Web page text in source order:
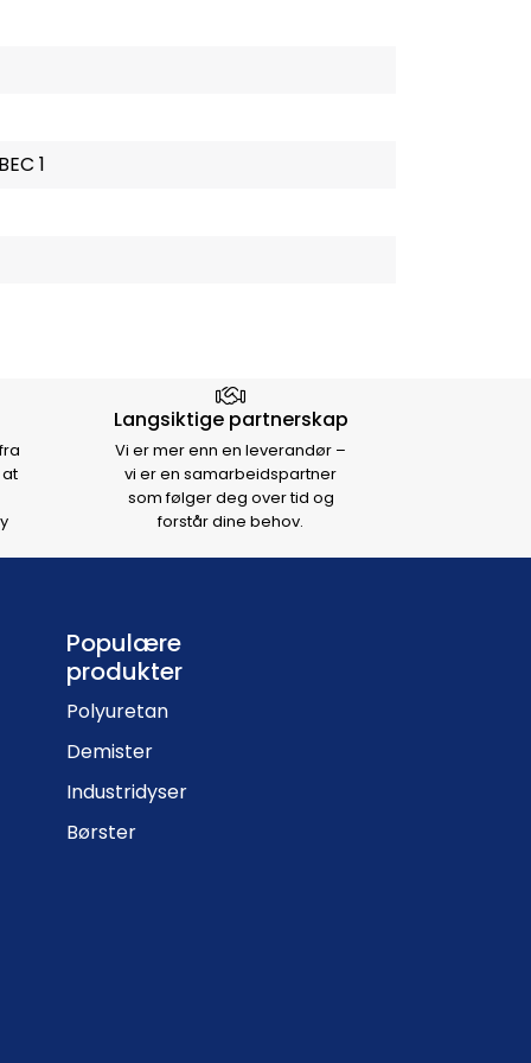
1
Langsiktige partnerskap
Vi er mer enn en leverandør –
vi er en samarbeidspartner
som følger deg over tid og
forstår dine behov.
Populære
produkter
Polyuretan
Demister
Industridyser
Børster